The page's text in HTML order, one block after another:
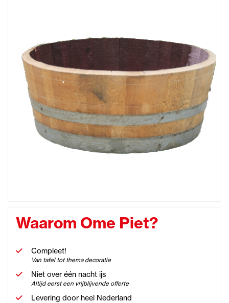
Waarom Ome Piet?
Compleet!
Van tafel tot thema decoratie
Niet over één nacht ijs
Altijd eerst een vrijblijvende offerte
Levering door heel Nederland